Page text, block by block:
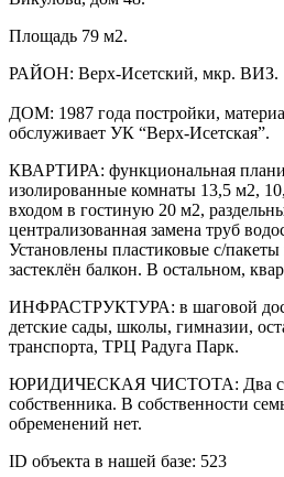
Площадь 79 м2.
РАЙОН: Верх-Исетский, мкр. ВИЗ.
ДОМ: 1987 года постройки,
обслуживает УК “Верх-Исетская”.
КВАРТИРА: функциональная
изолированные комнаты 13,5 м2,
входом в гостиную 20 м2,
централизованная замена труб
Установлены пластиковые с/пакеты
застеклён балкон. В остальном,
ИНФРАСТРУКТУРА: в шаговой
детские сады, школы, гимназии,
транспорта, ТРЦ Радуга Парк.
ЮРИДИЧЕСКАЯ ЧИСТОТА: Два
собственника. В собственности
обременений нет.
ID объекта в нашей базе: 523